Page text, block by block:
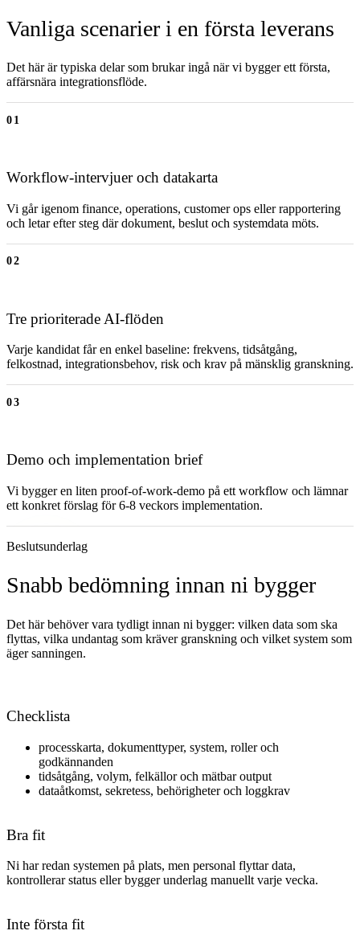
Vanliga scenarier i en första leverans
Det här är typiska delar som brukar ingå när vi bygger ett första,
affärsnära integrationsflöde.
01
Workflow-intervjuer och datakarta
Vi går igenom finance, operations, customer ops eller rapportering
och letar efter steg där dokument, beslut och systemdata möts.
02
Tre prioriterade AI-flöden
Varje kandidat får en enkel baseline: frekvens, tidsåtgång,
felkostnad, integrationsbehov, risk och krav på mänsklig granskning.
03
Demo och implementation brief
Vi bygger en liten proof-of-work-demo på ett workflow och lämnar
ett konkret förslag för 6-8 veckors implementation.
Beslutsunderlag
Snabb bedömning innan ni bygger
Det här behöver vara tydligt innan ni bygger: vilken data som ska
flyttas, vilka undantag som kräver granskning och vilket system som
äger sanningen.
Checklista
processkarta, dokumenttyper, system, roller och
godkännanden
tidsåtgång, volym, felkällor och mätbar output
dataåtkomst, sekretess, behörigheter och loggkrav
Bra fit
Ni har redan systemen på plats, men personal flyttar data,
kontrollerar status eller bygger underlag manuellt varje vecka.
Inte första fit